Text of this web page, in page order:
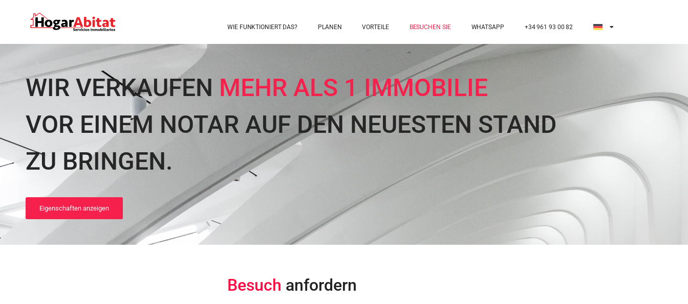
WIE FUNKTIONIERT DAS? PLANEN VORTEILE BESUCHEN SIE WHATSAPP +34 961 93 00 82
WIR VERKAUFEN MEHR ALS 1 IMMOBILIE
VOR EINEM NOTAR AUF DEN NEUESTEN STAND
ZU BRINGEN.
Eigenschaften anzeigen
Besuch anfordern